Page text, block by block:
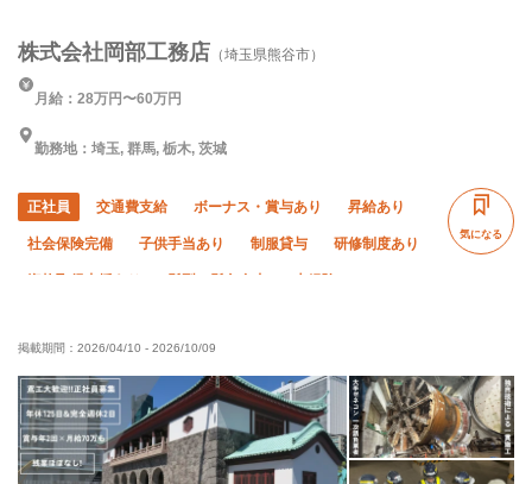
株式会社岡部工務店 （埼玉県熊谷市）
月給：28万円〜60万円
勤務地：埼玉, 群馬, 栃木, 茨城
正社員 交通費支給 ボーナス・賞与あり 昇給あり
社会保険完備 子供手当あり 制服貸与 研修制度あり
残業月10時間以下 直帰・直行OK
年末年始休暇 転勤なし
気になる
掲載期間： 2026/04/10 - 2026/10/09